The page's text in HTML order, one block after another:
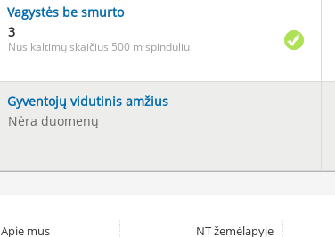
Vagystės be smurto
3
Nusikaltimų skaičius 500 m spinduliu
Gyventojų vidutinis amžius
Nėra duomenų
Apie mus NT žemėlapyje